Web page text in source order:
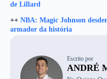
de Lillard
++ NBA: Magic Johnson
armador da história
Escrito por
ANDRÉ